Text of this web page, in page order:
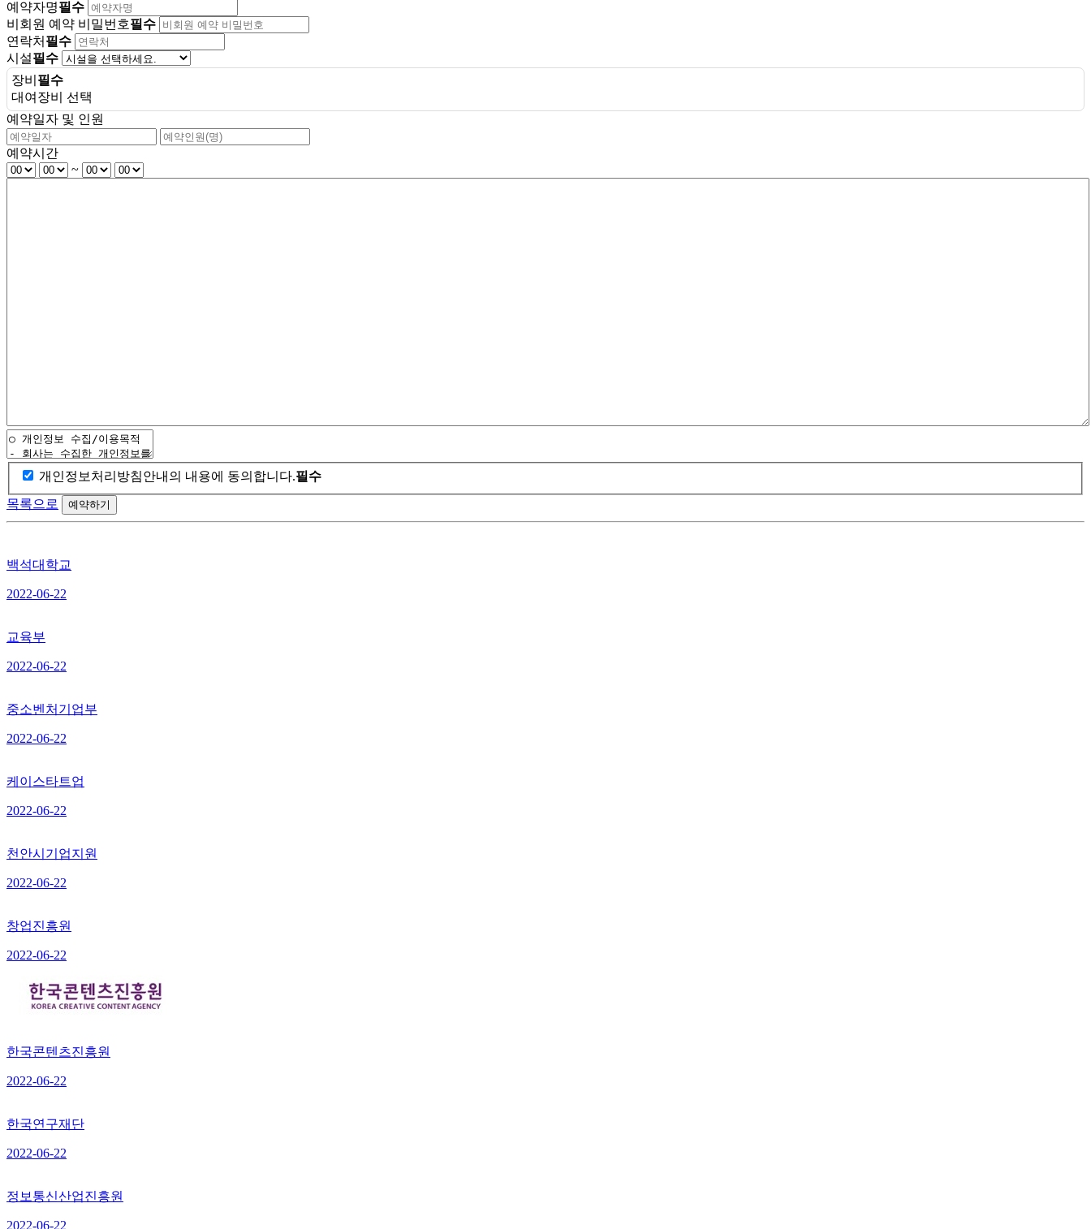
예약자명필수
비회원 예약 비밀번호필수
연락처 필수
시설필수
장비 필수
대여장비 선택
예약일자 및 인원
예약시간
~
개인정보처리방침안내의 내용에 동의합니다.필수
목록으로
백석대학교
2022-06-22
교육부
2022-06-22
중소벤처기업부
2022-06-22
케이스타트업
2022-06-22
천안시기업지원
2022-06-22
창업진흥원
2022-06-22
한국콘텐츠진흥원
2022-06-22
한국연구재단
2022-06-22
정보통신산업진흥원
2022-06-22